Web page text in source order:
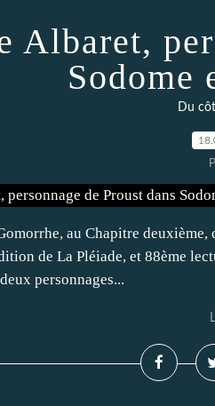
Albaret,
Sodome
Du
au Chapitre
de La Pléiade, et 88ème
personnages...